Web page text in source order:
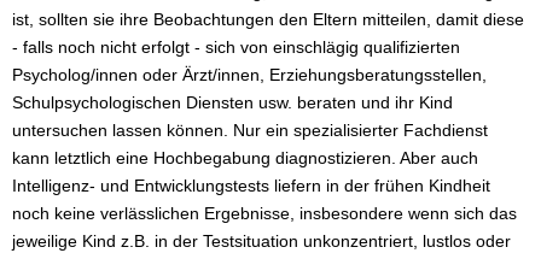
ist, sollten sie ihre Beobachtungen den Eltern mitteilen, damit diese
- falls noch nicht erfolgt - sich von einschlägig qualifizierten
Psycholog/innen oder Ärzt/innen, Erziehungsberatungsstellen,
Schulpsychologischen Diensten usw. beraten und ihr Kind
untersuchen lassen können. Nur ein spezialisierter Fachdienst
kann letztlich eine Hochbegabung diagnostizieren. Aber auch
Intelligenz- und Entwicklungstests liefern in der frühen Kindheit
noch keine verlässlichen Ergebnisse, insbesondere wenn sich das
jeweilige Kind z.B. in der Testsituation unkonzentriert, lustlos oder